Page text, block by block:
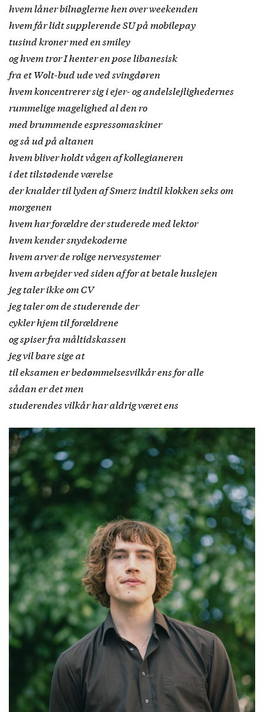
hvem låner bilnøglerne hen over weekenden
hvem får lidt supplerende SU på mobilepay
tusind kroner med en smiley
og hvem tror I henter en pose libanesisk
fra et Wolt-bud ude ved svingdøren
hvem koncentrerer sig i ejer- og andelslejlighedernes
rummelige magelighed al den ro
med brummende espressomaskiner
og så ud på altanen
hvem bliver holdt vågen af kollegianeren
i det tilstødende værelse
der knalder til lyden af Smerz indtil klokken seks om
morgenen
hvem har forældre der studerede med lektor
hvem kender snydekoderne
hvem arver de rolige nervesystemer
hvem arbejder ved siden af for at betale huslejen
jeg taler ikke om CV
jeg taler om de studerende der
cykler hjem til forældrene
og spiser fra måltidskassen
jeg vil bare sige at
til eksamen er bedømmelsesvilkår ens for alle
sådan er det men
studerendes vilkår har aldrig været ens